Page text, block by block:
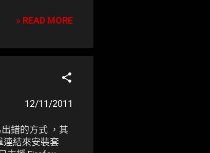
» READ MORE
12/11/2011
錯的方式 ，其
連結來安裝套